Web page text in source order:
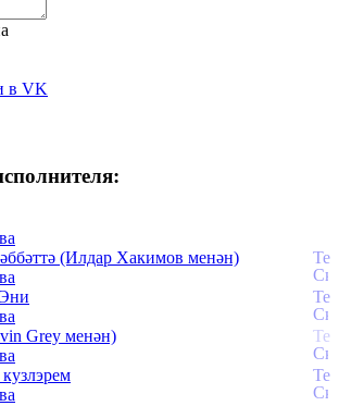
в VK
(Илдар Хакимов менән)
Grey менән)